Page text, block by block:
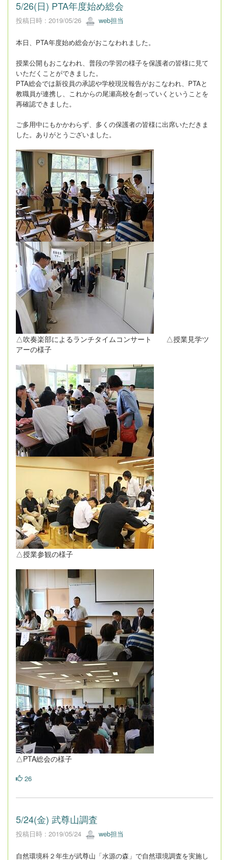
5/26(日) PTA年度始め総会
投稿日時 : 2019/05/26 web担当
本日、PTA年度始め総会がおこなわれました。
授業公開もおこなわれ、普段の学習の様子を保護者の皆様に見て
いただくことができました。
PTA総会では新役員の承認や学校現況報告がおこなわれ、PTAと
教職員が連携し、これからの尾瀬高校を創っていくということを
再確認できました。
ご多用中にもかかわらず、多くの保護者の皆様に出席いただきま
した。ありがとうございました。
△吹奏楽部によるランチタイムコンサート △授業見学ツ
アーの様子
△授業参観の様子
△PTA総会の様子
26
5/24(金) 武尊山調査
投稿日時 : 2019/05/24 web担当
自然環境科２年生が武尊山「水源の森」で自然環境調査を実施し